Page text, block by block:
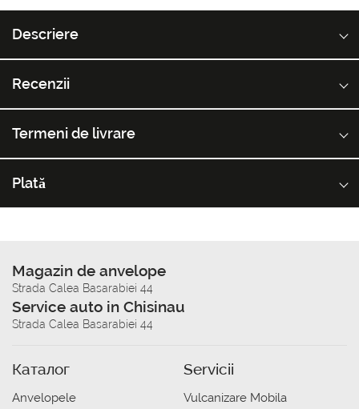
Descriere
Recenzii
Termeni de livrare
Plată
Magazin de anvelope
Strada Calea Basarabiei 44
Service auto in Chisinau
Strada Calea Basarabiei 44
Каталог
Anvelopele
Servicii
Vulcanizare Mobila